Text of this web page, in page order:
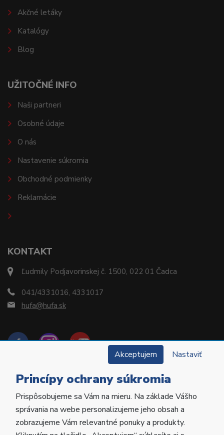
KONTAKT
Ľudmily Podjavorinskej č. 1500, 022 01 Čadca
041/4331016, 4331017
hufa@hufa.sk
Akčné letáky
Katalógy
Blog
UŽITOČNÉ INFO
Naši partneri
Osobné údaje
O nás
Nastavenie súkromia
Obchodné podmienky
Reklamácie
Copyright © 2022 Hu-Fa Dental a.s. Všetky práva
vyhradené.
Akceptujem Nastaviť
Princípy ochrany súkromia
Prispôsobujeme sa Vám na mieru. Na základe Vášho
správania na webe personalizujeme jeho obsah a
zobrazujeme Vám relevantné ponuky a produkty.